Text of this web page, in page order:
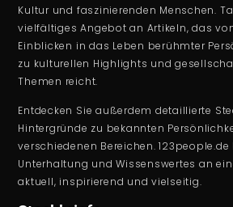
Kultur und faszinierenden Menschen.
vielfältiges Angebot an Artikeln, das
Einblicken in das Leben berühmter
zu kulturellen Highlights und
Themen reicht.
Entdecken Sie außerdem detaillierte
Hintergründe zu bekannten
verschiedenen Bereichen.
Unterhaltung und Wissenswertes an
aktuell, inspirierend und vielseitig.